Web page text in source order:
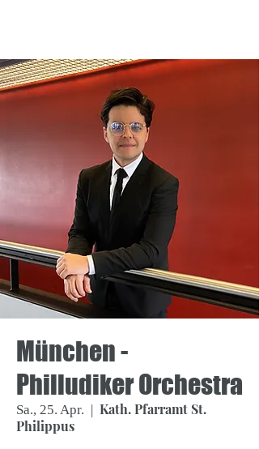
München -
Philludiker Orchestra
Sa., 25. Apr.
  |
Kath. Pfarramt St.
Philippus